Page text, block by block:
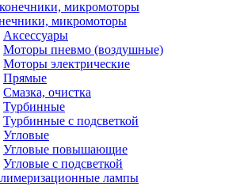
микромоторы
Аксессуары
Моторы пневмо (воздушные)
Моторы электрические
Прямые
Смазка, очистка
Турбинные
Турбинные с подсветкой
Угловые
Угловые повышающие
Угловые с подсветкой